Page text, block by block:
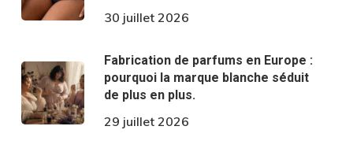
30 juillet 2026
Fabrication de parfums en Europe :
pourquoi la marque blanche séduit
de plus en plus.
29 juillet 2026